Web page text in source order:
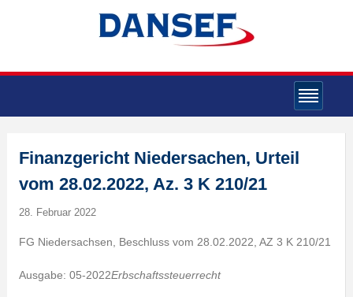
Finanzgericht Niedersachen, Urteil
vom 28.02.2022, Az. 3 K 210/21
28. Februar 2022
FG Niedersachsen, Beschluss vom 28.02.2022, AZ 3 K 210/21
Ausgabe: 05-2022Erbschaftssteuerrecht